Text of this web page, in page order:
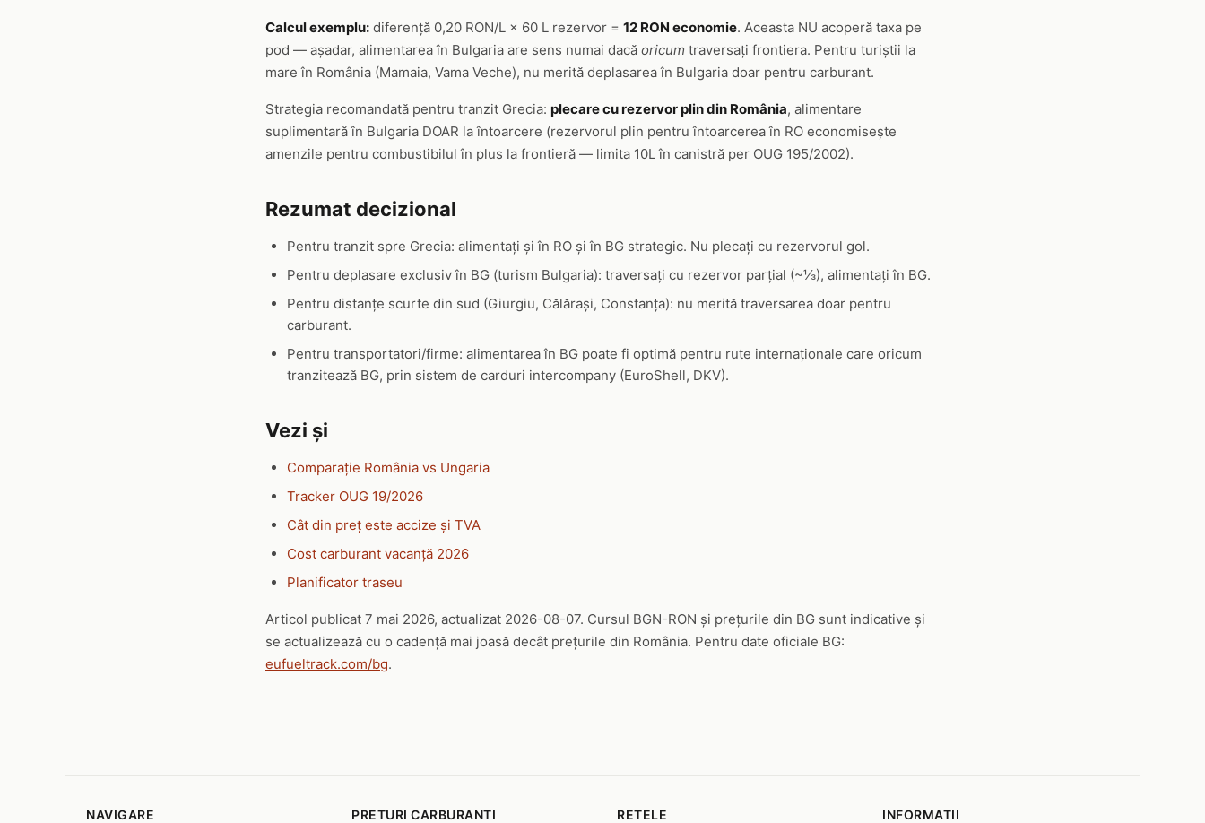
Calcul exemplu: diferență 0,20 RON/L × 60 L rezervor = 12 RON economie. Aceasta NU acoperă taxa pe
pod — așadar, alimentarea în Bulgaria are sens numai dacă oricum traversați frontiera. Pentru turiștii la
mare în România (Mamaia, Vama Veche), nu merită deplasarea în Bulgaria doar pentru carburant.
Strategia recomandată pentru tranzit Grecia: plecare cu rezervor plin din România, alimentare
suplimentară în Bulgaria DOAR la întoarcere (rezervorul plin pentru întoarcerea în RO economisește
amenzile pentru combustibilul în plus la frontieră — limita 10L în canistră per OUG 195/2002).
Rezumat decizional
Pentru tranzit spre Grecia: alimentați și în RO și în BG strategic. Nu plecați cu rezervorul gol.
Pentru deplasare exclusiv în BG (turism Bulgaria): traversați cu rezervor parțial (~⅓), alimentați în BG.
Pentru distanțe scurte din sud (Giurgiu, Călărași, Constanța): nu merită traversarea doar pentru
carburant.
Pentru transportatori/firme: alimentarea în BG poate fi optimă pentru rute internaționale care oricum
tranzitează BG, prin sistem de carduri intercompany (EuroShell, DKV).
Vezi și
Comparație România vs Ungaria
Tracker OUG 19/2026
Cât din preț este accize și TVA
Cost carburant vacanță 2026
Planificator traseu
Articol publicat 7 mai 2026, actualizat 2026-08-07. Cursul BGN-RON și prețurile din BG sunt indicative și
se actualizează cu o cadență mai joasă decât prețurile din România. Pentru date oficiale BG:
eufueltrack.com/bg.
NAVIGARE PRETURI CARBURANTI RETELE INFORMATII